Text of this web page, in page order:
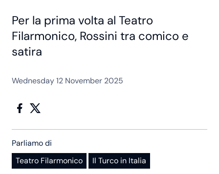
Per la prima volta al Teatro
Filarmonico, Rossini tra comico e
satira
Wednesday 12 November 2025
Parliamo di
Teatro Filarmonico
Il Turco in Italia